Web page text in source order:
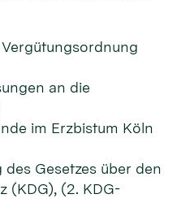
an die
im Erzbistum Köln
Gesetzes über den
(KDG), (2. KDG-